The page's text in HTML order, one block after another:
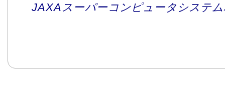
JAXAスーパーコンピュータシステ